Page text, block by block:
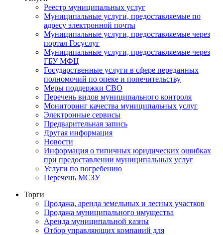
Реестр муниципальных услуг
Муниципальные услуги, предоставляемые по
адресу электронной почты
Муниципальные услуги, предоставляемые через
портал Госуслуг
Муниципальные услуги, предоставляемые через
ГБУ МФЦ
Государственные услуги в сфере переданных
полномочий по опеке и попечительству
Меры поддержки СВО
Перечень видов муниципального контроля
Мониторинг качества муниципальных услуг
Электронные сервисы
Предварительная запись
Другая информация
Новости
Информация о типичных юридических ошибках
при предоставлении муниципальных услуг
Услуги по погребению
Перечень МСЗУ
Торги
Продажа, аренда земельных и лесных участков
Продажа муниципального имущества
Аренда муниципальной казны
Отбор управляющих компаний для